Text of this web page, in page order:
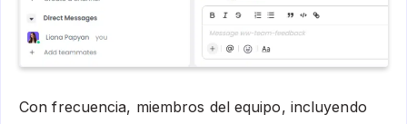
Con frecuencia, miembros del equipo, incluyendo